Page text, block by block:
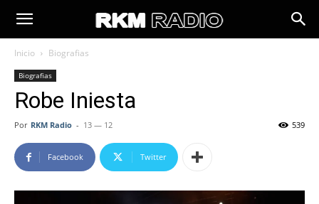
Inicio Biografias
Biografias
Robe Iniesta
Por RKM Radio - 13 — 12 539
Facebook Twitter